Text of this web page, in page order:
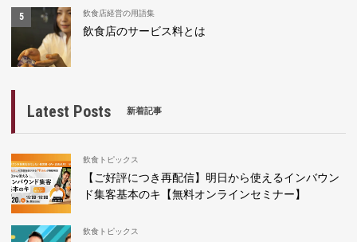
飲食店経営の用語集
飲食店のサービス料とは
Latest Posts 新着記事
飲食トピックス
【ご好評につき再配信】明日から使えるインバウン
ド集客基本のキ【無料オンラインセミナー】
飲食トピックス